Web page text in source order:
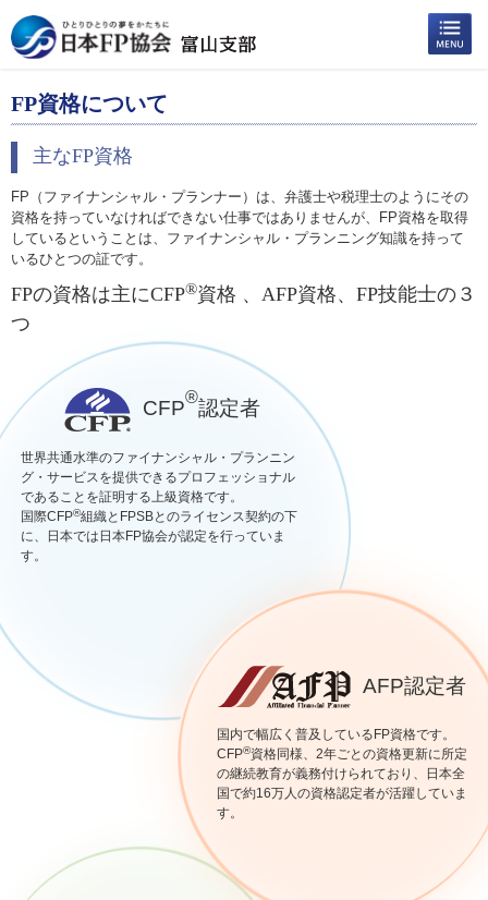
FP資格について
主なFP資格
FP（ファイナンシャル・プランナー）は、弁護士や税理士のようにその
資格を持っていなければできない仕事ではありませんが、FP資格を取得
しているということは、ファイナンシャル・プランニング知識を持って
いるひとつの証です。
FPの資格は主にCFP®資格 、AFP資格、FP技能士の３
つ
CFP®認定者
世界共通水準のファイナンシャル・プランニン
グ・サービスを提供できるプロフェッショナル
であることを証明する上級資格です。
国際CFP®組織とFPSBとのライセンス契約の下
に、日本では日本FP協会が認定を行っていま
す。
AFP認定者
国内で幅広く普及しているFP資格です。
CFP®資格同様、2年ごとの資格更新に所定
の継続教育が義務付けられており、日本全
国で約16万人の資格認定者が活躍していま
す。